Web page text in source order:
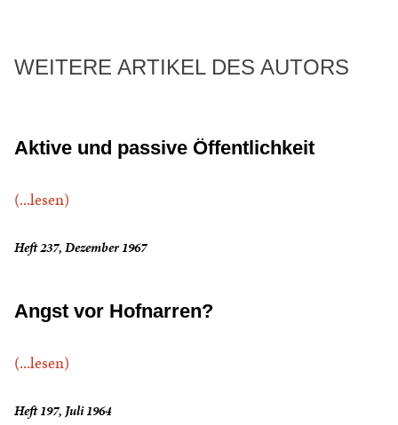
WEITERE ARTIKEL DES AUTORS
Aktive und passive Öffentlichkeit
(...lesen)
Heft 237, Dezember 1967
Angst vor Hofnarren?
(...lesen)
Heft 197, Juli 1964